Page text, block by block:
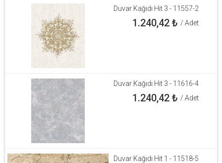
Duvar Kağıdı Hit 3 - 11557-2
1.240,42₺ / Adet
Duvar Kağıdı Hit 3 - 11616-4
1.240,42₺ / Adet
Duvar Kağıdı Hit 1 - 11518-5